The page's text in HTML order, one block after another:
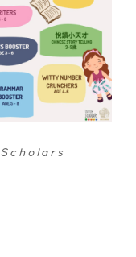
Scholars